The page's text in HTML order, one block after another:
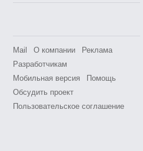
Mail О компании
Реклама
Разработчикам
Мобильная версия
Помощь
Обсудить проект
Пользовательское соглашение